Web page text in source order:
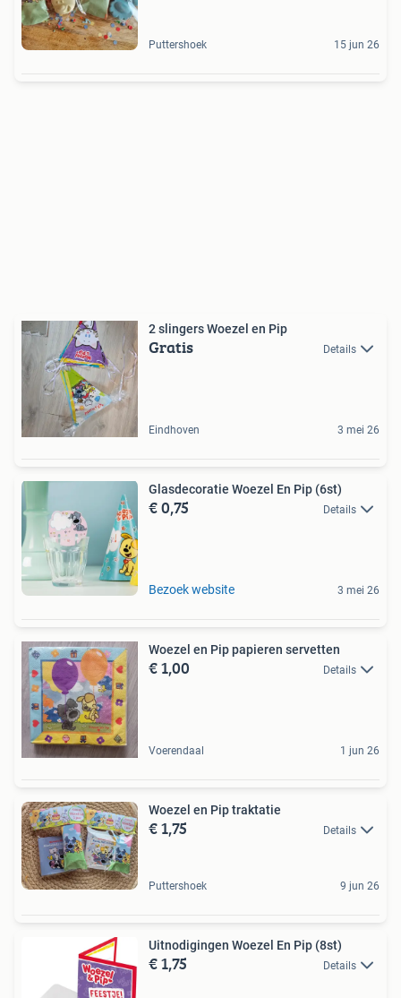
Puttershoek 15 jun 26
2 slingers Woezel en Pip
Gratis Details
Eindhoven 3 mei 26
Glasdecoratie Woezel En Pip (6st)
€ 0,75 Details
Bezoek website 3 mei 26
Woezel en Pip papieren servetten
€ 1,00 Details
Voerendaal 1 jun 26
Woezel en Pip traktatie
€ 1,75 Details
Puttershoek 9 jun 26
Uitnodigingen Woezel En Pip (8st)
€ 1,75 Details